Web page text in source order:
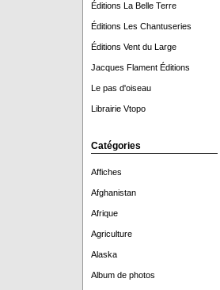
Éditions La Belle Terre
Éditions Les Chantuseries
Éditions Vent du Large
Jacques Flament Éditions
Le pas d'oiseau
Librairie Vtopo
Catégories
Affiches
Afghanistan
Afrique
Agriculture
Alaska
Album de photos